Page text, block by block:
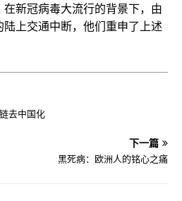
新冠病毒大流行的背景下，由
上交通中断，他们重申了上述
去中国化
下一篇
黑死病：欧洲人的铭心之痛